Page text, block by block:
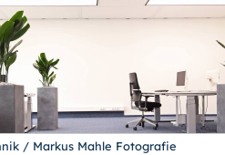
/ Markus Mahle Fotografie